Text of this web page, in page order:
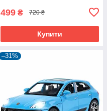
499 ₴ 720 ₴
Купити
–31%